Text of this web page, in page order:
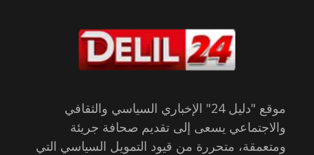
موقع "دليل 24" الإخباري السياسي والثقافي
والاجتماعي يسعى إلى تقديم صحافة جريئة
ومتعمقة، متحررة من قيود التمويل السياسي التي